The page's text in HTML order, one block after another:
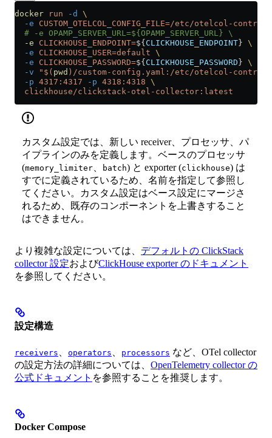
docker run -d
\
  -e
CUSTOM_OTELCOL_CONFIG_FILE=/etc/otelcol-
  # -e OPAMP_SERVER_URL=${OPAMP_SERVER_URL} \
  -e
CLICKHOUSE_ENDPOINT=${ CLICKHOUSE_ENDPOINT } \
  -e
CLICKHOUSE_USER=default \
  -e
CLICKHOUSE_PASSWORD=${ CLICKHOUSE_PASSWORD } \
  -v
"$( pwd )/custom-config.yaml:/etc/otelcol-contrib/
  -p
4317:4317 -p 4318:4318 \
  clickhouse/clickstack-otel-collector:latest
カスタム設定では、新しい receiver、プロセッサ、パ
イプラインのみを定義します。ベースのプロセッサ
(memory_limiter batch) と exporter (clickhouse) は
すでに定義されているため、名前を指定して参照し
てください。カスタム設定はベース設定にマージさ
れるため、既存のコンポーネントを上書きすること
はできません。
より複雑な設定については、 デフォルトの ClickStack
collector 設定およびClickHouse exporter のドキュメント
を参照してください。
設定構造
receivers operators processors など、OTel collector
の設定方法の詳細については、 OpenTelemetry collector の
公式ドキュメント を参照することを推奨します。
Docker Compose